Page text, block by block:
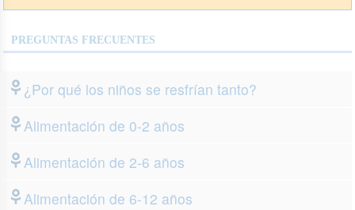
PREGUNTAS FRECUENTES
¿Por qué los niños se resfrían tanto?
Alimentación de 0-2 años
Alimentación de 2-6 años
Alimentación de 6-12 años